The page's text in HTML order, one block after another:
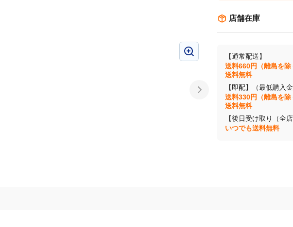
店舗在庫
【通常配送】
送料660円（離島を
送料無料
【即配】（最低購入
送料330円（離島を除
送料無料
【後日受け取り（全店